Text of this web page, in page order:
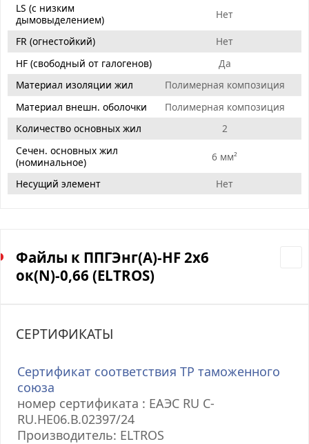
LS (с низким
дымовыделением)
Нет
FR (огнестойкий)
Нет
HF (свободный от галогенов)
Да
Материал изоляции жил
Полимерная композиция
Материал внешн. оболочки
Полимерная композиция
Количество основных жил
2
Сечен. основных жил
(номинальное)
6 мм²
Несущий элемент Нет
Файлы к ППГЭнг(А)-HF 2х6
ок(N)-0,66 (ELTROS)
СЕРТИФИКАТЫ
Сертификат соответствия ТР таможенного
союза
номер сертификата : ЕАЭС RU С-
RU.НЕ06.В.02397/24
Производитель: ELTROS